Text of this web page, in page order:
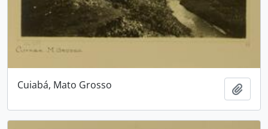
Cuiabá, Mato Grosso